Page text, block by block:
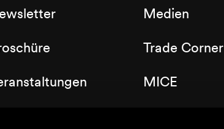
Medien
Trade Corner
MICE